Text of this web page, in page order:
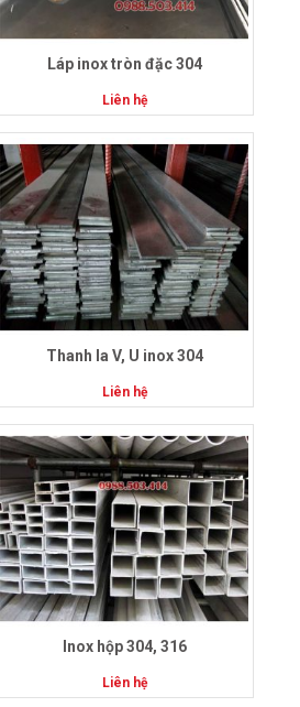
Láp inox tròn đặc 304
Liên hệ
Thanh la V, U inox 304
Liên hệ
Inox hộp 304, 316
Liên hệ